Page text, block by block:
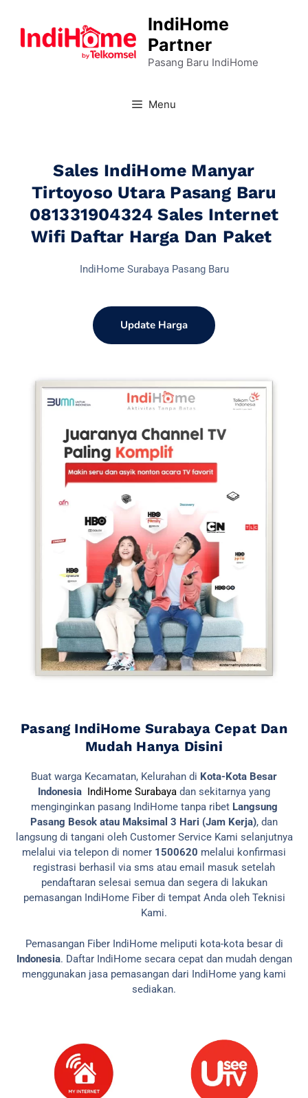
IndiHome
Partner
Pasang Baru IndiHome
Menu
Sales IndiHome Manyar
Tirtoyoso Utara Pasang Baru
081331904324 Sales Internet
Wifi Daftar Harga Dan Paket
IndiHome Surabaya Pasang Baru
Update Harga
Pasang IndiHome Surabaya Cepat Dan
Mudah Hanya Disini
Buat warga Kecamatan, Kelurahan di Kota-Kota Besar
Indonesia
IndiHome Surabaya dan sekitarnya yang
menginginkan pasang IndiHome tanpa ribet Langsung
Pasang Besok atau Maksimal 3 Hari (Jam Kerja), dan
langsung di tangani oleh Customer Service Kami selanjutnya
melalui via telepon di nomer 1500620 melalui konfirmasi
registrasi berhasil via sms atau email masuk setelah
pendaftaran selesai semua dan segera di lakukan
pemasangan IndiHome Fiber di tempat Anda oleh Teknisi
Kami.
Pemasangan Fiber IndiHome meliputi kota-kota besar di
Indonesia. Daftar IndiHome secara cepat dan mudah dengan
menggunakan jasa pemasangan dari IndiHome yang kami
sediakan.